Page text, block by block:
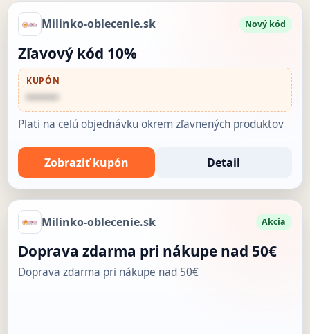
Milinko-oblecenie.sk Nový kód
Zľavový kód 10%
KUPÓN
••••••
Plati na celú objednávku okrem zľavnených produktov
Zobraziť kupón Detail
Milinko-oblecenie.sk Akcia
Doprava zdarma pri nákupe nad 50€
Doprava zdarma pri nákupe nad 50€